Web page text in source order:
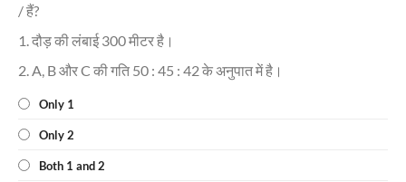
/ हैं?
1. दौड़ की लंबाई 300 मीटर है।
2. A, B और C की गति 50 : 45 : 42 के अनुपात में है।
Only 1
Only 2
Both 1 and 2